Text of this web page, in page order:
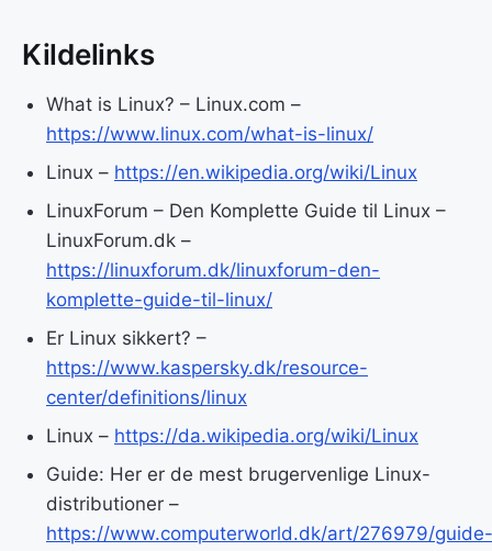
Kildelinks
What is Linux? – Linux.com –
https://www.linux.com/what-is-linux/
Linux – https://en.wikipedia.org/wiki/Linux
LinuxForum – Den Komplette Guide til Linux –
LinuxForum.dk –
https://linuxforum.dk/linuxforum-den-
komplette-guide-til-linux/
Er Linux sikkert? –
https://www.kaspersky.dk/resource-
center/definitions/linux
Linux – https://da.wikipedia.org/wiki/Linux
Guide: Her er de mest brugervenlige Linux-
distributioner –
https://www.computerworld.dk/art/276979/guide-